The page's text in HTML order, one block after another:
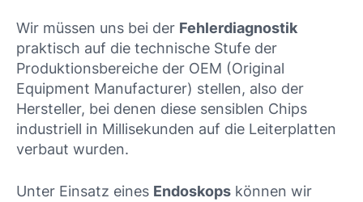
Wir müssen uns bei der Fehlerdiagnostik
praktisch auf die technische Stufe der
Produktionsbereiche der OEM (Original
Equipment Manufacturer) stellen, also der
Hersteller, bei denen diese sensiblen Chips
industriell in Millisekunden auf die Leiterplatten
verbaut wurden.
Unter Einsatz eines Endoskops können wir